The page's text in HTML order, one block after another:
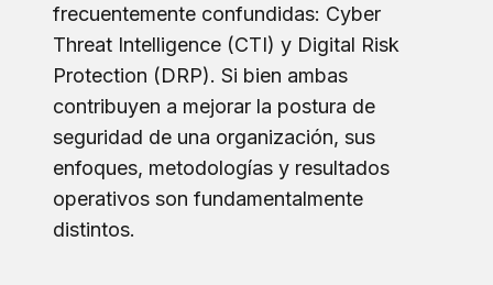
frecuentemente confundidas: Cyber
Threat Intelligence (CTI) y Digital Risk
Protection (DRP). Si bien ambas
contribuyen a mejorar la postura de
seguridad de una organización, sus
enfoques, metodologías y resultados
operativos son fundamentalmente
distintos.